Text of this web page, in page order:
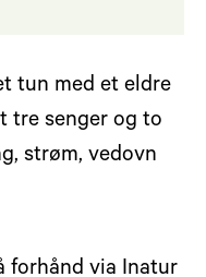
tun med et eldre
tre senger og to
strøm, vedovn
forhånd via Inatur